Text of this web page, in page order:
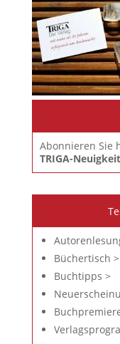
Abonnieren Sie
TRIGA-
Büchertisch >
Buchtipps >